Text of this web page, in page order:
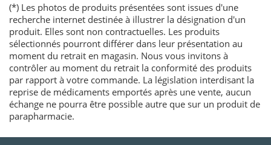
(*) Les photos de produits présentées sont issues d'une
recherche internet destinée à illustrer la désignation d'un
produit. Elles sont non contractuelles. Les produits
sélectionnés pourront différer dans leur présentation au
moment du retrait en magasin. Nous vous invitons à
contrôler au moment du retrait la conformité des produits
par rapport à votre commande. La législation interdisant la
reprise de médicaments emportés après une vente, aucun
échange ne pourra être possible autre que sur un produit de
parapharmacie.